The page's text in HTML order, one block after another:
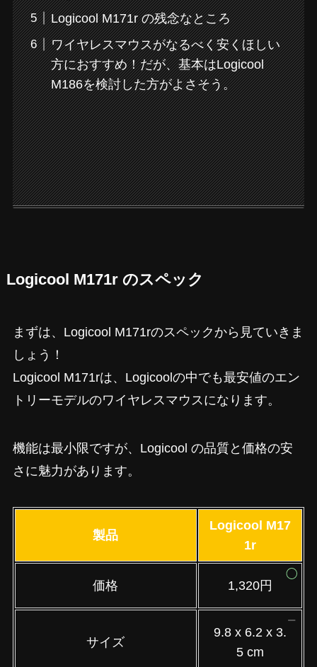
Logicool M171r の残念なところ
ワイヤレスマウスがなるべく安くほしい
方におすすめ！だが、基本はLogicool
M186を検討した方がよさそう。
Logicool M171r のスペック
まずは、Logicool M171rのスペックから見ていきま
しょう！
Logicool M171rは、Logicoolの中でも最安値のエン
トリーモデルのワイヤレスマウスになります。
機能は最小限ですが、Logicool の品質と価格の安
さに魅力があります。
製品
Logicool M17
1r
価格 1,320円
サイズ
9.8 x 6.2 x 3.
5 cm